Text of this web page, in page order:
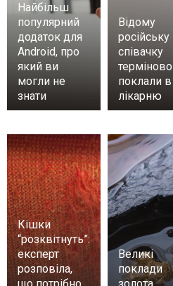
Найбільш
популярний
додаток для
Android, про
який ви
могли не
знати
Відому
російську
співачку
терміново
поклали в
лікарню
Кішки
“розквітнуть”:
експерт
розповіла,
Великі
поклади